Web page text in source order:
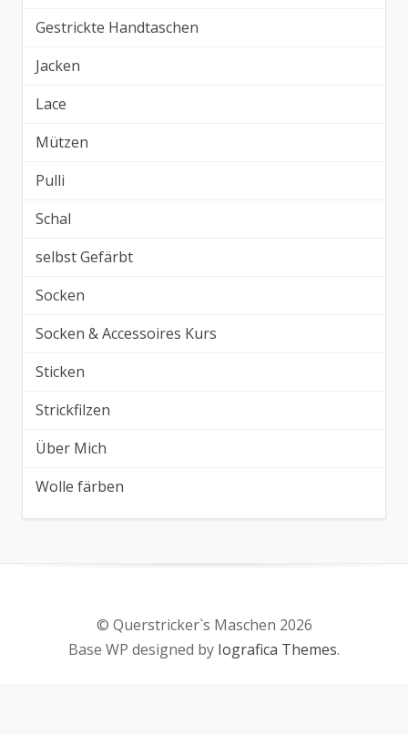
Gestrickte Handtaschen
Jacken
Lace
Mützen
Pulli
Schal
selbst Gefärbt
Socken
Socken & Accessoires Kurs
Sticken
Strickfilzen
Über Mich
Wolle färben
© Querstricker`s Maschen 2026
Base WP designed by Iografica Themes.